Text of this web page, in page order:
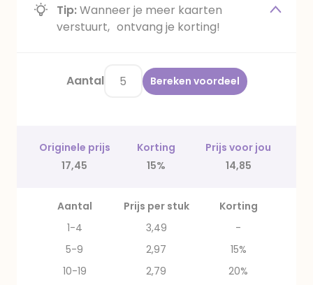
Tip:Wanneer je meer kaarten
verstuurt, ontvang je korting!
Aantal Bereken voordeel
Originele prijs Korting
Prijs voor jou
17,45
15% 14,85
Aantal Prijs per stuk
Korting
1-4
3,49
-
5-9
2,97
15%
10-19
2,79
20%